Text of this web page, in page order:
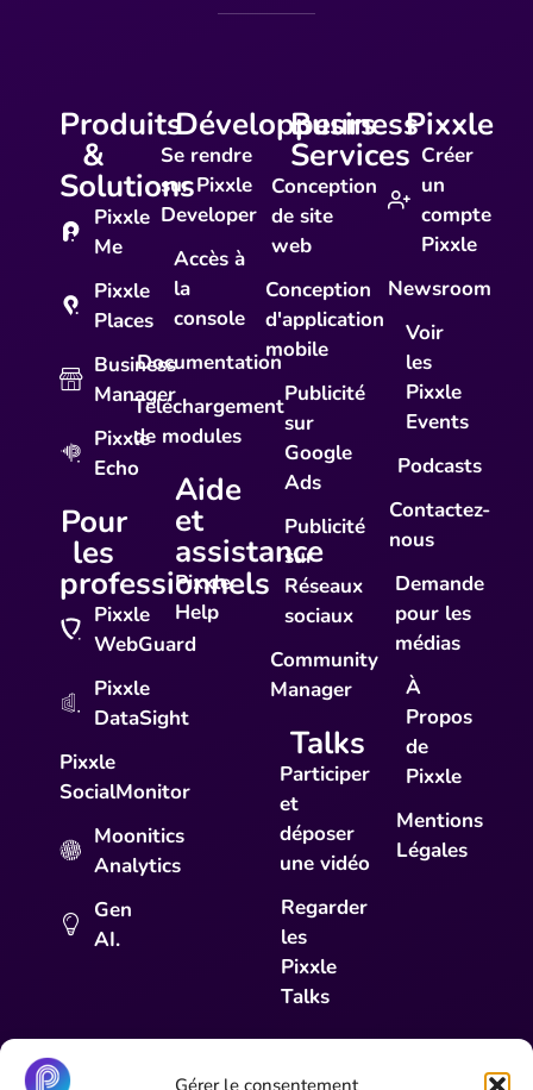
Produits
&
Solutions
Pixxle
Me
Pixxle
Places
Business
Manager
Pixxle
Echo
Pour
les
professionnels
Pixxle
WebGuard
Pixxle
DataSight
Pixxle
SocialMonitor
Moonitics
Analytics
Gen
AI.
Développeurs
Se rendre
sur Pixxle
Developer
Accès à
la
console
Documentation
Téléchargement
de modules
Aide
et
assistance
Pixxle
Help
Business
Services
Conception
de site
web
Conception
d'application
mobile
Publicité
sur
Google
Ads
Publicité
sur
Réseaux
sociaux
Community
Manager
Talks
Participer
et
déposer
une vidéo
Regarder
les
Pixxle
Talks
Pixxle
Créer
un
compte
Pixxle
Newsroom
Voir
les
Pixxle
Events
Podcasts
Contactez-
nous
Demande
pour les
médias
À
Propos
de
Pixxle
Mentions
Légales